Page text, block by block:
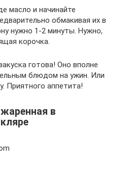
масло и начинайте
обмакивая их в
нужно 1-2 минуты. Нужно,
корочка.
готова! Оно вполне
блюдом на ужин. Или
Приятного аппетита!
в